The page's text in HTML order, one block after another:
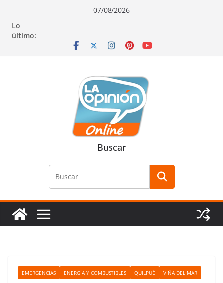
contenido
navegación
contenido
07/08/2026
Lo
último:
Buscar
EMERGENCIAS ENERGÍA Y COMBUSTIBLES QUILPUÉ VIÑA DEL MAR